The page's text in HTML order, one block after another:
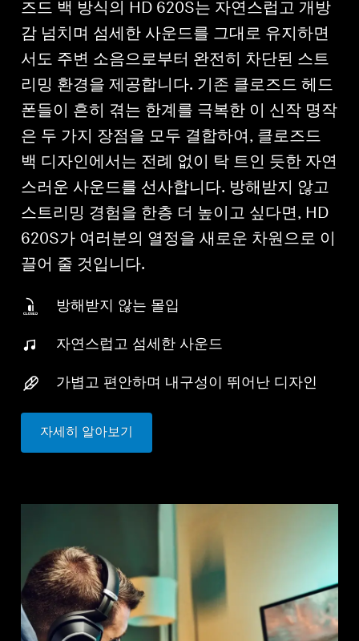
즈드 백 방식의 HD 620S는 자연스럽고 개방
감 넘치며 섬세한 사운드를 그대로 유지하면
서도 주변 소음으로부터 완전히 차단된 스트
리밍 환경을 제공합니다. 기존 클로즈드 헤드
폰들이 흔히 겪는 한계를 극복한 이 신작 명작
은 두 가지 장점을 모두 결합하여, 클로즈드
백 디자인에서는 전례 없이 탁 트인 듯한 자연
스러운 사운드를 선사합니다. 방해받지 않고
스트리밍 경험을 한층 더 높이고 싶다면, HD
620S가 여러분의 열정을 새로운 차원으로 이
끌어 줄 것입니다.
방해받지 않는 몰입
자연스럽고 섬세한 사운드
가볍고 편안하며 내구성이 뛰어난 디자인
자세히 알아보기